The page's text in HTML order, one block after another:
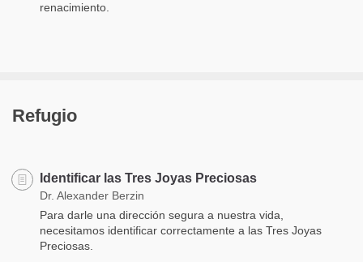
renacimiento.
Refugio
Identificar las Tres Joyas Preciosas
Dr. Alexander Berzin
Para darle una dirección segura a nuestra vida,
necesitamos identificar correctamente a las Tres Joyas
Preciosas.